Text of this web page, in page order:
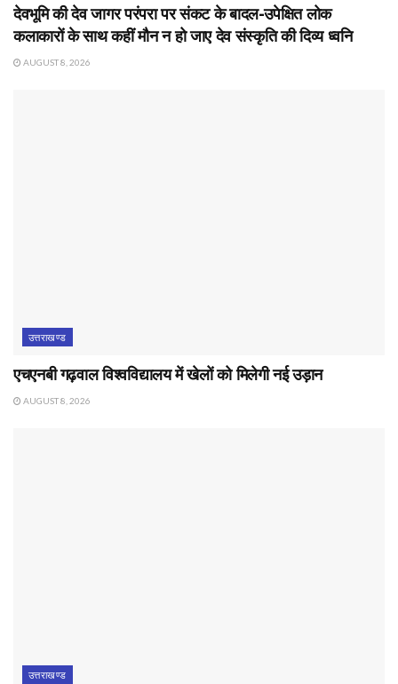
देवभूमि की देव जागर परंपरा पर संकट के बादल-उपेक्षित लोक
कलाकारों के साथ कहीं मौन न हो जाए देव संस्कृति की दिव्य ध्वनि
AUGUST 8, 2026
उत्तराखण्ड
एचएनबी गढ़वाल विश्वविद्यालय में खेलों को मिलेगी नई उड़ान
AUGUST 8, 2026
उत्तराखण्ड